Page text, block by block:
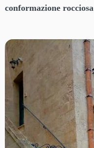
conformazione rocciosa